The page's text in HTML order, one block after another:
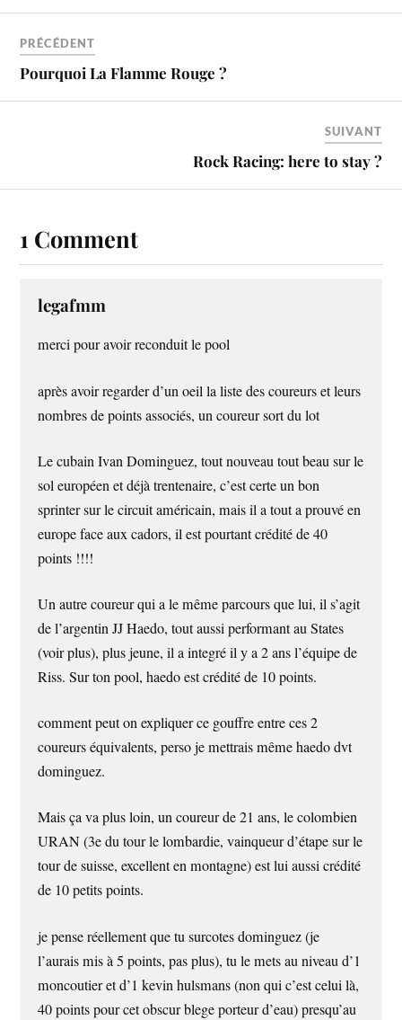
PRÉCÉDENT
Pourquoi La Flamme Rouge ?
SUIVANT
Rock Racing: here to stay ?
1 Comment
legafmm
merci pour avoir reconduit le pool
après avoir regarder d’un oeil la liste des coureurs et leurs
nombres de points associés, un coureur sort du lot
Le cubain Ivan Dominguez, tout nouveau tout beau sur le
sol européen et déjà trentenaire, c’est certe un bon
sprinter sur le circuit américain, mais il a tout a prouvé en
europe face aux cadors, il est pourtant crédité de 40
points !!!!
Un autre coureur qui a le même parcours que lui, il s’agit
de l’argentin JJ Haedo, tout aussi performant au States
(voir plus), plus jeune, il a integré il y a 2 ans l’équipe de
Riss. Sur ton pool, haedo est crédité de 10 points.
comment peut on expliquer ce gouffre entre ces 2
coureurs équivalents, perso je mettrais même haedo dvt
dominguez.
Mais ça va plus loin, un coureur de 21 ans, le colombien
URAN (3e du tour le lombardie, vainqueur d’étape sur le
tour de suisse, excellent en montagne) est lui aussi crédité
de 10 petits points.
je pense réellement que tu surcotes dominguez (je
l’aurais mis à 5 points, pas plus), tu le mets au niveau d’1
moncoutier et d’1 kevin hulsmans (non qui c’est celui là,
40 points pour cet obscur blege porteur d’eau) presqu’au